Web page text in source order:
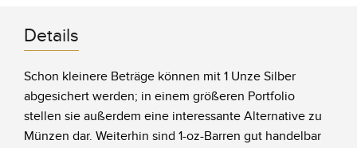
Details
Schon kleinere Beträge können mit 1 Unze Silber
abgesichert werden; in einem größeren Portfolio
stellen sie außerdem eine interessante Alternative zu
Münzen dar. Weiterhin sind 1-oz-Barren gut handelbar